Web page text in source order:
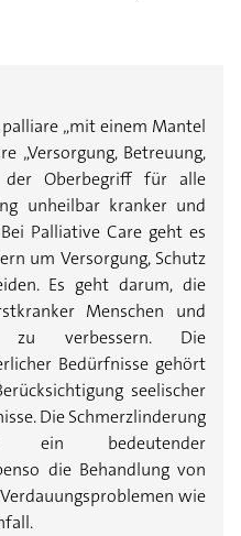
„mit einem Mantel
„Versorgung, Betreuung,
der Oberbegriff für alle
unheilbar kranker und
Palliative Care geht es
um Versorgung, Schutz
Es geht darum, die
Menschen und
zu verbessern. Die
Bedürfnisse gehört
seelischer
Die Schmerzlinderung
ein bedeutender
die Behandlung von
wie